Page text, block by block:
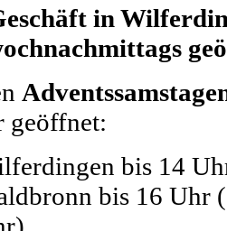
in
geöffnet:
bis 14
bis 16 Uhr